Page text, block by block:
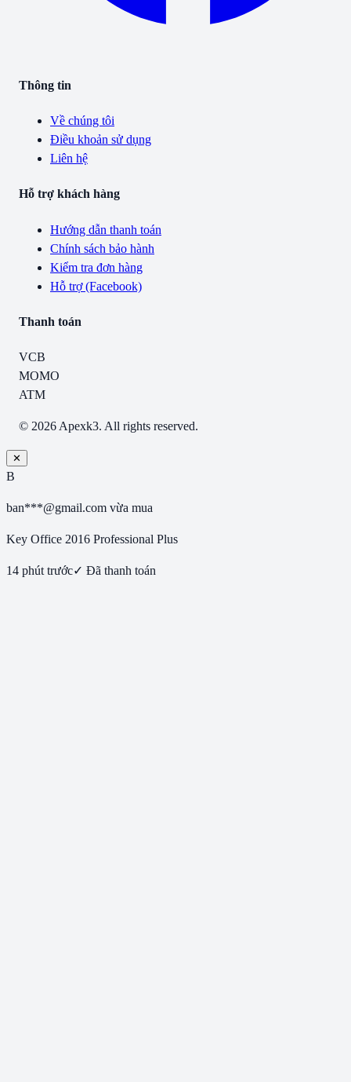
Thông tin
Về chúng tôi
Điều khoản sử dụng
Liên hệ
Hỗ trợ khách hàng
Hướng dẫn thanh toán
Chính sách bảo hành
Kiểm tra đơn hàng
Hỗ trợ (Facebook)
Thanh toán
VCB
MOMO
ATM
© 2026 Apexk3. All rights reserved.
✕
B
ban***@gmail.com vừa mua
Key Office 2016 Professional Plus
14 phút trước✓ Đã thanh toán